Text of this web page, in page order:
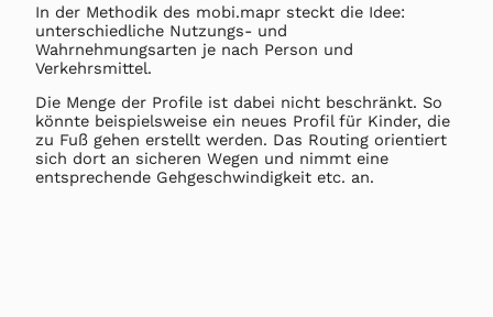
In der Methodik des mobi.mapr steckt die Idee:
unterschiedliche Nutzungs- und
Wahrnehmungsarten je nach Person und
Verkehrsmittel.
Die Menge der Profile ist dabei nicht beschränkt. So
könnte beispielsweise ein neues Profil für Kinder, die
zu Fuß gehen erstellt werden. Das Routing orientiert
sich dort an sicheren Wegen und nimmt eine
entsprechende Gehgeschwindigkeit etc. an.